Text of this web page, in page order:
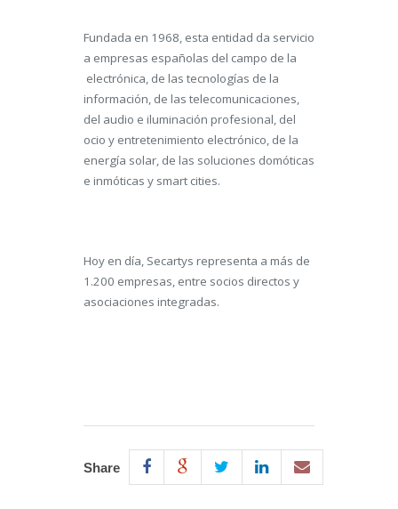
Fundada en 1968, esta entidad da servicio
a empresas españolas del campo de la
electrónica, de las tecnologías de la
información, de las telecomunicaciones,
del audio e iluminación profesional, del
ocio y entretenimiento electrónico, de la
energía solar, de las soluciones domóticas
e inmóticas y smart cities.
Hoy en día, Secartys representa a más de
1.200 empresas, entre socios directos y
asociaciones integradas.
Share